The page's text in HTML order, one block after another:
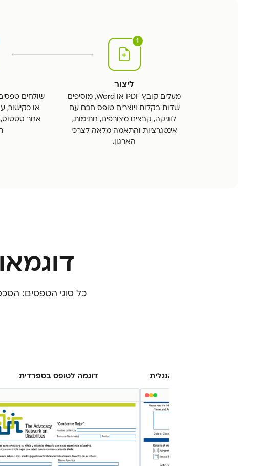
1
ליצור
מעלים קובץ PDF או Word, מוסיפים
שדות בקלות ויוצרים טופס חכם עם
לוגיקה, קבצים מצורפים, חתימות,
אינטגרציות והתאמה מלאה לצרכי
הארגון.
או
אחר סטטוס,
כולל ממשק מלא באנגלית דוגמה לטופס בספרדית